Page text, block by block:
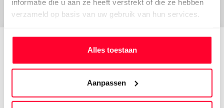
informatie die u aan ze heeft verstrekt of die ze hebben
verzameld op basis van uw gebruik van hun services.
Alles toestaan
Aanpassen
Testcentersen probeer hem zelf!
Elektrische fietsen
Unieke service